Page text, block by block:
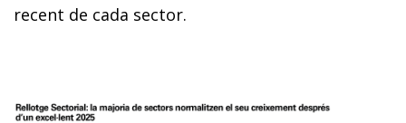
recent de cada sector.